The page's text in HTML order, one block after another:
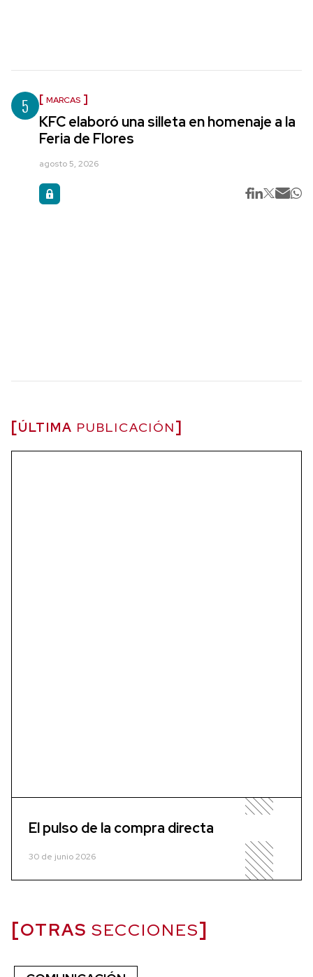
5 MARCAS
KFC elaboró una silleta en homenaje a la
Feria de Flores
agosto 5, 2026
ÚLTIMA PUBLICACIÓN
El pulso de la compra directa
30 de junio 2026
OTRAS SECCIONES